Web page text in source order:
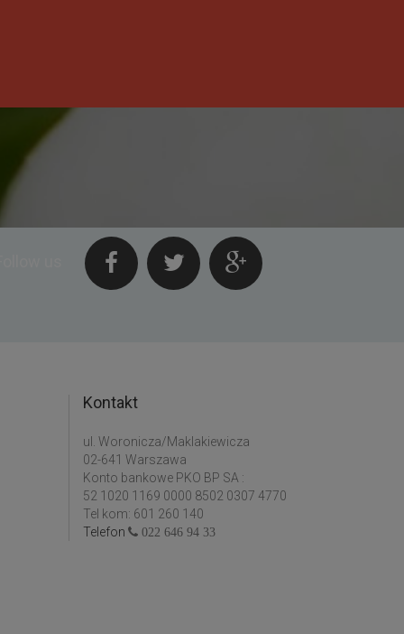
Kontakt
ul. Woronicza/Maklakiewicza
02-641 Warszawa
Konto bankowe PKO BP SA :
52 1020 1169 0000 8502 0307 4770
Tel kom: 601 260 140
Telefon
022 646 94 33